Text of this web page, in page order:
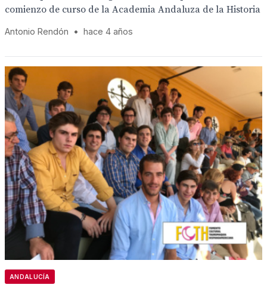
comienzo de curso de la Academia Andaluza de la Historia
Antonio Rendón • hace 4 años
ANDALUCÍA